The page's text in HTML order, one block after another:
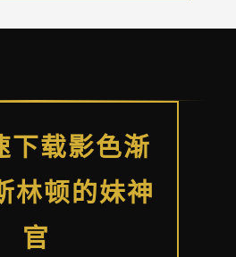
下载影色渐
林顿的妹神
官